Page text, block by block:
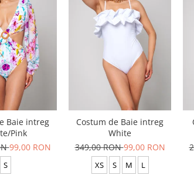
Baie intreg
Pink
99,00 RON
S
Costum de Baie intreg
White
349,00 RON99,00 RON
XS S M L